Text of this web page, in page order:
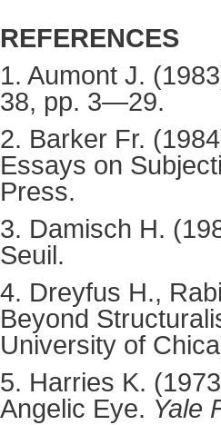
REFERENCES
1. Aumont J.
38, pp. 3—29.
2. Barker Fr.
Essays on
Press.
3. Damisch H.
Seuil.
4. Dreyfus H.,
Beyond
University of
5. Harries K.
Angelic Eye. Yale